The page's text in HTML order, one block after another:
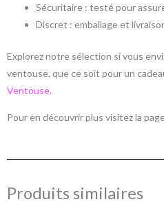
Sécuritaire : testé pour
Discret : emballage et
Explorez notre sélection si vous
ventouse, que ce soit pour un
Ventouse.
Pour en découvrir plus visitez la
Produits similaires